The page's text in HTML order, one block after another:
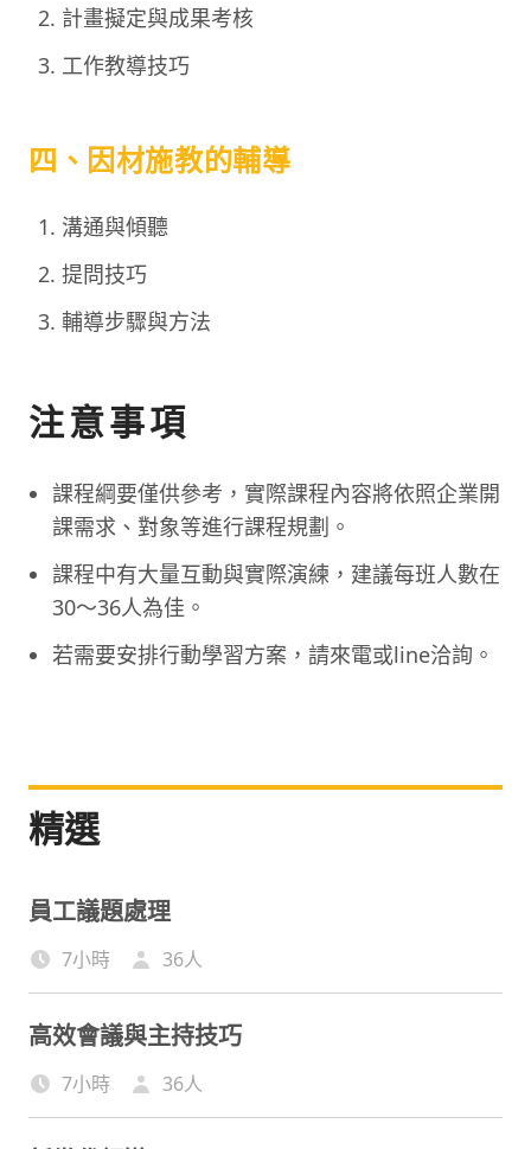
計畫擬定與成果考核
工作教導技巧
四、因材施教的輔導
溝通與傾聽
提問技巧
輔導步驟與方法
注意事項
課程綱要僅供參考，實際課程內容將依照企業開
課需求、對象等進行課程規劃。
課程中有大量互動與實際演練，建議每班人數在
30～36人為佳。
若需要安排行動學習方案，請來電或line洽詢。
精選
員工議題處理
7小時 36人
高效會議與主持技巧
7小時 36人